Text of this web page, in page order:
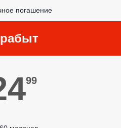
погашение
99